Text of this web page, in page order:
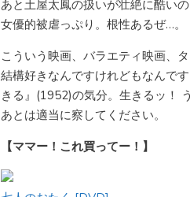
あと土屋太鳳の扱いが壮絶に酷い
女優的被虐っぷり。根性あるぜ…。
こういう映画、バラエティ映画、
結構好きなんですけれどもなんで
きる』(1952)の気分。生きるッ！
あとは適当に察してください。
【ママー！これ買ってー！】